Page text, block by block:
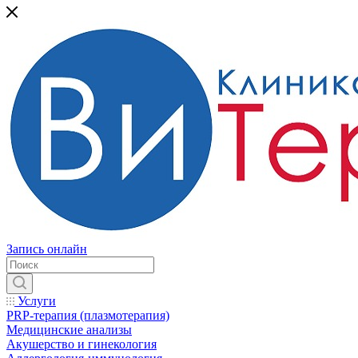
Запись онлайн
Услуги
PRP-терапия (плазмотерапия)
Медицинские анализы
Акушерство и гинекология